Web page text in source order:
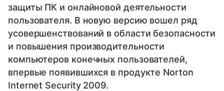
защиты ПК и онлайновой деятельности
пользователя. В новую версию вошел ряд
усовершенствований в области безопасности
и повышения производительности
компьютеров конечных пользователей,
впервые появившихся в продукте Norton
Internet Security 2009.